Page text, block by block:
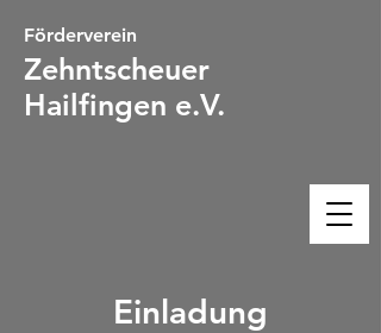
Förderverein
Zehntscheuer
Hailfingen e.V.
Einladung